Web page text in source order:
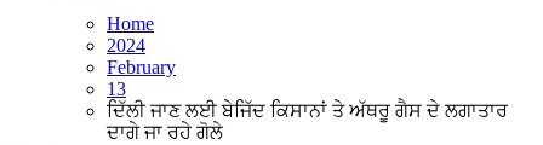
Home
2024
February
13
ਦਿੱਲੀ ਜਾਣ ਲਈ ਬੇਜਿੱਦ ਕਿਸਾਨਾਂ ਤੇ ਅੱਥਰੂ ਗੈਸ ਦੇ ਲਗਾਤਾਰ
ਦਾਗੇ ਜਾ ਰਹੇ ਗੋਲੇ